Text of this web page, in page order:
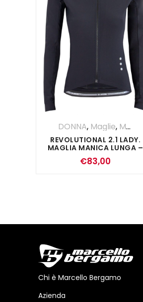
DONNA, Maglie, Maglia Manica Lunga
REVOLUTIONAL 2.1 LADY.
MAGLIA MANICA LUNGA –
NERO
€83,00
Chi è Marcello Bergamo
Azienda